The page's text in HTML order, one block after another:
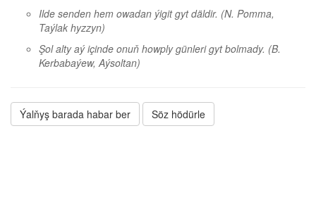
Ilde senden hem owadan ýigit gyt däldir. (N. Pomma,
Taýlak hyzzyn)
Şol alty aý içinde onuň howply günleri gyt bolmady. (B.
Kerbabaýew, Aýsoltan)
Ýalňyş barada habar ber Söz hödürle